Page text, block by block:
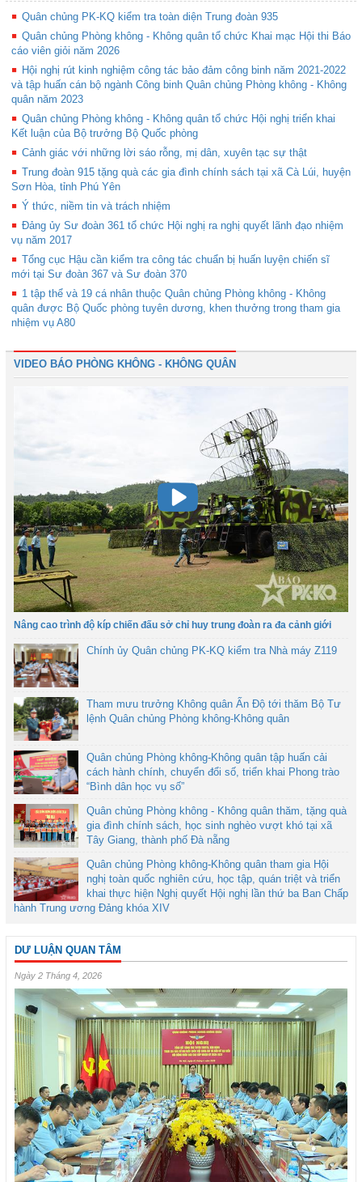
Quân chủng PK-KQ kiểm tra toàn diện Trung đoàn 935
Quân chủng Phòng không - Không quân tổ chức Khai mạc Hội thi Báo
cáo viên giỏi năm 2026
Hội nghị rút kinh nghiệm công tác bảo đảm công binh năm 2021-2022
và tập huấn cán bộ ngành Công binh Quân chủng Phòng không - Không
quân năm 2023
Quân chủng Phòng không - Không quân tổ chức Hội nghị triển khai
Kết luận của Bộ trưởng Bộ Quốc phòng
Cảnh giác với những lời sáo rỗng, mị dân, xuyên tạc sự thật
Trung đoàn 915 tặng quà các gia đình chính sách tại xã Cà Lúi, huyện
Sơn Hòa, tỉnh Phú Yên
Ý thức, niềm tin và trách nhiệm
Đảng ủy Sư đoàn 361 tổ chức Hội nghị ra nghị quyết lãnh đạo nhiệm
vụ năm 2017
Tổng cục Hậu cần kiểm tra công tác chuẩn bị huấn luyện chiến sĩ
mới tại Sư đoàn 367 và Sư đoàn 370
1 tập thể và 19 cá nhân thuộc Quân chủng Phòng không - Không
quân được Bộ Quốc phòng tuyên dương, khen thưởng trong tham gia
nhiệm vụ A80
VIDEO BÁO PHÒNG KHÔNG - KHÔNG QUÂN
Nâng cao trình độ kíp chiến đấu sở chỉ huy trung đoàn ra đa cảnh giới
Chính ủy Quân chủng PK-KQ kiểm tra Nhà máy Z119
Tham mưu trưởng Không quân Ấn Độ tới thăm Bộ Tư
lệnh Quân chủng Phòng không-Không quân
Quân chủng Phòng không-Không quân tập huấn cải
cách hành chính, chuyển đổi số, triển khai Phong trào
“Bình dân học vụ số”
Quân chủng Phòng không - Không quân thăm, tặng quà
gia đình chính sách, học sinh nghèo vượt khó tại xã
Tây Giang, thành phố Đà nẵng
Quân chủng Phòng không-Không quân tham gia Hội
nghị toàn quốc nghiên cứu, học tập, quán triệt và triển
khai thực hiện Nghị quyết Hội nghị lần thứ ba Ban Chấp
hành Trung ương Đảng khóa XIV
DƯ LUẬN QUAN TÂM
Ngày 2 Tháng 4, 2026